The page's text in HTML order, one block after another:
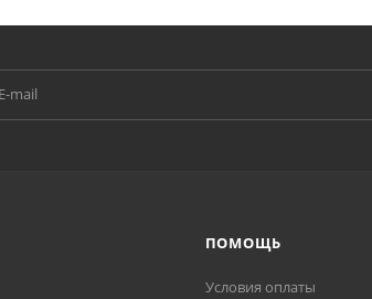
ПОМОЩЬ
Условия оплаты